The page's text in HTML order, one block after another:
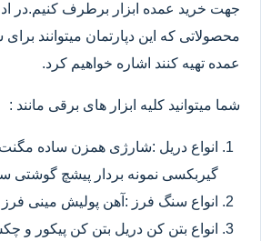
جهت خرید عمده ابزار برطرف کنیم.در
محصولاتی که این دپارتمان میتوانند
عمده تهیه کنند اشاره خواهیم کرد.
شما میتوانید کلیه ابزار های برقی مانند :
انواع دریل :شارژی همزن ساده
گیربکسی نمونه بردار پیشچ گوشتی
انواع سنگ فرز :آهن پولیش مینی
انواع بتن کن دریل بتن کن پیکور و